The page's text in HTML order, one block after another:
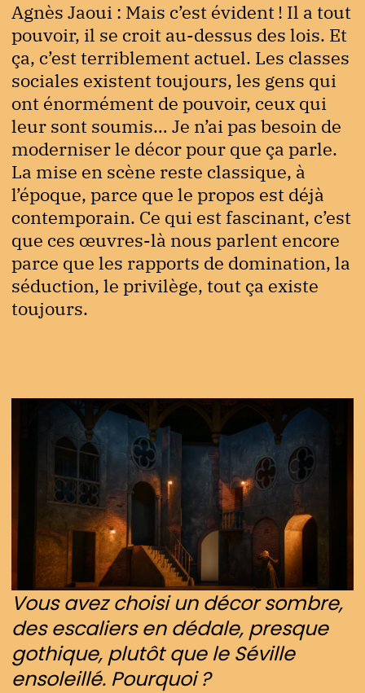
Agnès Jaoui : Mais c’est évident ! Il a tout
pouvoir, il se croit au-dessus des lois. Et
ça, c’est terriblement actuel. Les classes
sociales existent toujours, les gens qui
ont énormément de pouvoir, ceux qui
leur sont soumis… Je n’ai pas besoin de
moderniser le décor pour que ça parle.
La mise en scène reste classique, à
l’époque, parce que le propos est déjà
contemporain. Ce qui est fascinant, c’est
que ces œuvres-là nous parlent encore
parce que les rapports de domination, la
séduction, le privilège, tout ça existe
toujours.
Vous avez choisi un décor sombre,
des escaliers en dédale, presque
gothique, plutôt que le Séville
ensoleillé. Pourquoi ?